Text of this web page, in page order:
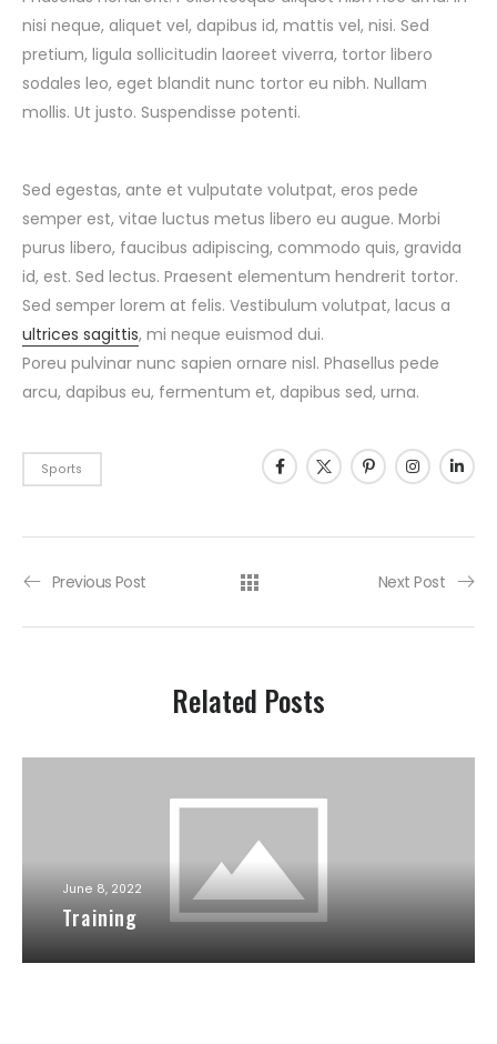
nisi neque, aliquet vel, dapibus id, mattis vel, nisi. Sed
pretium, ligula sollicitudin laoreet viverra, tortor libero
sodales leo, eget blandit nunc tortor eu nibh. Nullam
mollis. Ut justo. Suspendisse potenti.
Sed egestas, ante et vulputate volutpat, eros pede
semper est, vitae luctus metus libero eu augue. Morbi
purus libero, faucibus adipiscing, commodo quis, gravida
id, est. Sed lectus. Praesent elementum hendrerit tortor.
Sed semper lorem at felis. Vestibulum volutpat, lacus a
ultrices sagittis, mi neque euismod dui.
Poreu pulvinar nunc sapien ornare nisl. Phasellus pede
arcu, dapibus eu, fermentum et, dapibus sed, urna.
Sports
Previous Post Next Post
Related Posts
June 8, 2022
Training